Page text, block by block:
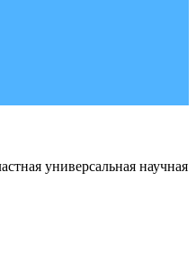
универсальная научная